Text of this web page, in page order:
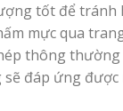
tốt để
mực qua
thông
đáp ứng được